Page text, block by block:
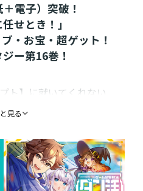
電子）突破！
せとき！」
・お宝・超ゲット！
ー第16巻！
ト】に就いてくれない
願いがマリー先輩の度肝を
は３種の生産職すべての
〉を狙っていた⁉
に使った搦め手でマリー先
見る